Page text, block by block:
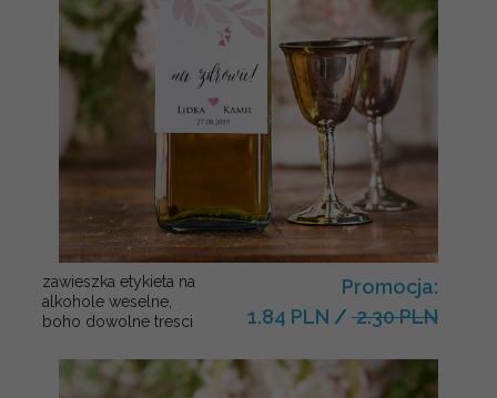
zawieszka etykieta na
alkohole weselne,
boho dowolne tresci
Promocja:
1.84 PLN / 2.30 PLN